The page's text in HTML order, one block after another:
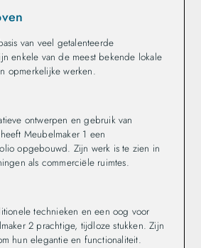
van veel getalenteerde
enkele van de meest bekende lokale
opmerkelijke werken.
ontwerpen en gebruik van
Meubelmaker 1 een
opgebouwd. Zijn werk is te zien in
als commerciële ruimtes.
technieken en een oog voor
2 prachtige, tijdloze stukken. Zijn
hun elegantie en functionaliteit.